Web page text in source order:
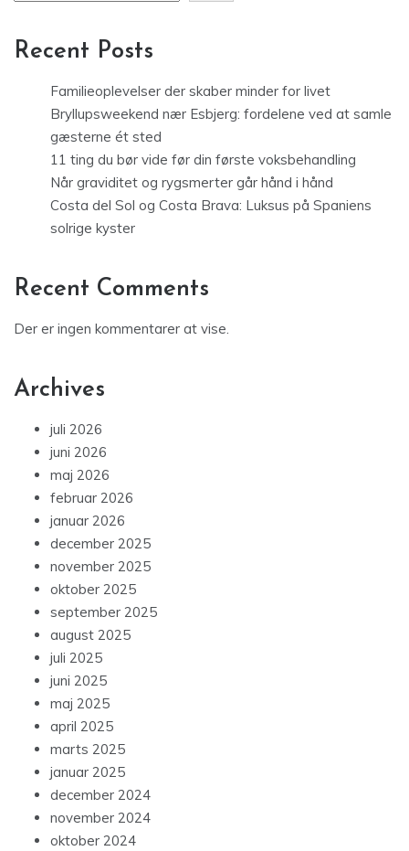
Recent Posts
Familieoplevelser der skaber minder for livet
Bryllupsweekend nær Esbjerg: fordelene ved at samle
gæsterne ét sted
11 ting du bør vide før din første voksbehandling
Når graviditet og rygsmerter går hånd i hånd
Costa del Sol og Costa Brava: Luksus på Spaniens
solrige kyster
Recent Comments
Der er ingen kommentarer at vise.
Archives
juli 2026
juni 2026
maj 2026
februar 2026
januar 2026
december 2025
november 2025
oktober 2025
september 2025
august 2025
juli 2025
juni 2025
maj 2025
april 2025
marts 2025
januar 2025
december 2024
november 2024
oktober 2024